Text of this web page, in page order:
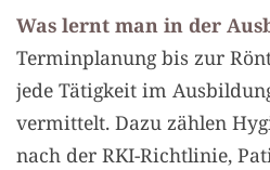
Was lernt man in der
Terminplanung bis zur
jede Tätigkeit im
vermittelt. Dazu zählen
nach der RKI-Richtlinie,